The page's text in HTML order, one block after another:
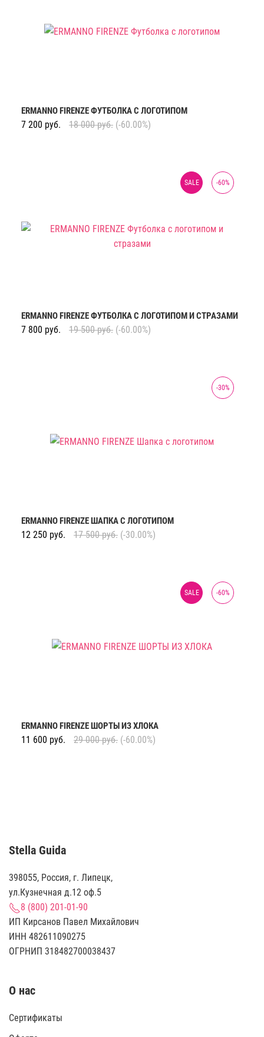
ERMANNO FIRENZE ФУТБОЛКА С ЛОГОТИПОМ
7 200 руб. 18 000 руб. (-60.00%)
-60%
SALE
ERMANNO FIRENZE ФУТБОЛКА С ЛОГОТИПОМ И СТРАЗАМИ
7 800 руб. 19 500 руб. (-60.00%)
-30%
ERMANNO FIRENZE ШАПКА С ЛОГОТИПОМ
12 250 руб. 17 500 руб. (-30.00%)
-60%
SALE
ERMANNO FIRENZE ШОРТЫ ИЗ ХЛОКА
11 600 руб. 29 000 руб. (-60.00%)
Stella Guida
398055, Россия, г. Липецк,
ул.Кузнечная д.12 оф.5
8 (800) 201-01-90
ИП Кирсанов Павел Михайлович
ИНН 482611090275
ОГРНИП 318482700038437
О нас
Сертификаты